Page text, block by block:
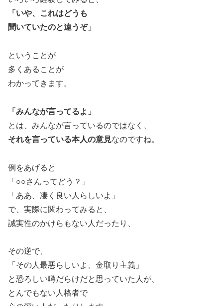
「いや、これはどうも
聞いていたのと違うぞ」
ということが
多くあることが
わかってきます。
「みんなが言ってるよ」
とは、みんなが言っているのではなく、
それを言っている本人の意見なのですね。
例をあげると
「○○さんってどう？」
「ああ、凄く良い人らしいよ」
で、実際に関わってみると、
誠実性のかけらもない人だったり、
その逆で、
「その人最悪らしいよ、金取り主義」
と恐ろしい噂だらけだと思っていた人が、
とんでもない人格者で